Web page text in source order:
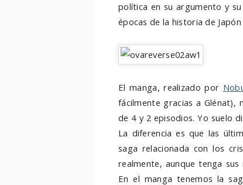
política en su argumento y
épocas de la historia de
El manga, realizado por
fácilmente gracias a Glénat),
de 4 y 2 episodios. Yo suelo
La diferencia es que las
saga relacionada con los
realmente, aunque tenga
En el manga tenemos la